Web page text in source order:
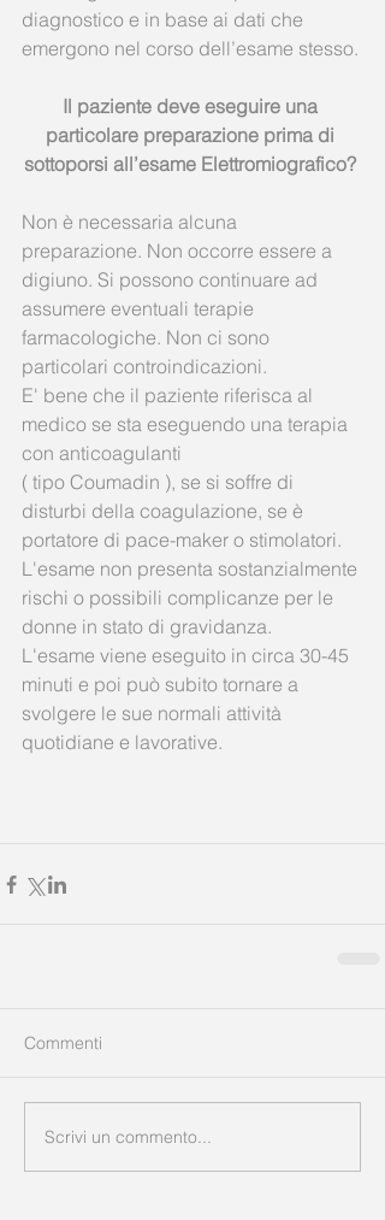
diagnostico e in base ai dati che
emergono nel corso dell’esame stesso.
Il paziente deve eseguire una
particolare preparazione prima di
sottoporsi all’esame Elettromiografico?
Non è necessaria alcuna
preparazione. Non occorre essere a
digiuno. Si possono continuare ad
assumere eventuali terapie
farmacologiche. Non ci sono
particolari controindicazioni.
E' bene che il paziente riferisca al
medico se sta eseguendo una terapia
con anticoagulanti
( tipo Coumadin ), se si soffre di
disturbi della coagulazione, se è
portatore di pace-maker o stimolatori.
L'esame non presenta sostanzialmente
rischi o possibili complicanze per le
donne in stato di gravidanza.
L'esame viene eseguito in circa 30-45
minuti e poi può subito tornare a
svolgere le sue normali attività
quotidiane e lavorative.
Commenti
Scrivi un commento...